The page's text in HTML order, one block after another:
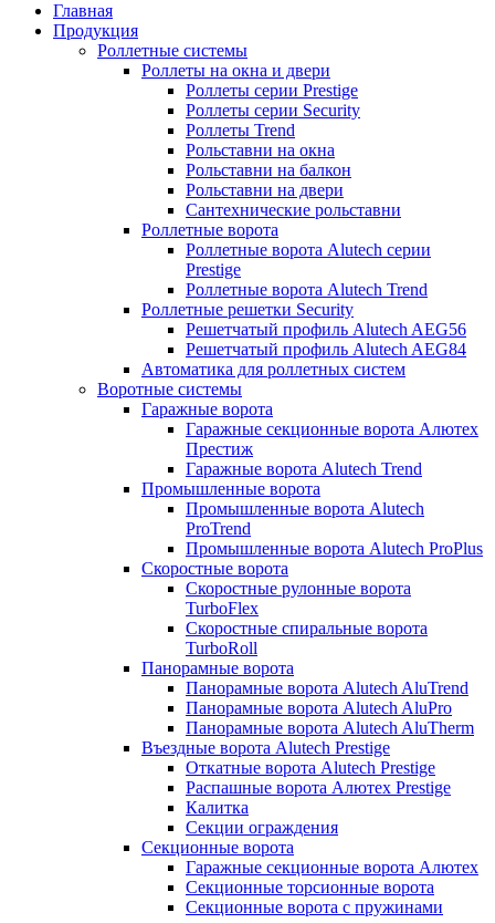
Главная
Продукция
Роллетные системы
Роллеты на окна и двери
Роллеты серии Prestige
Роллеты серии Security
Роллеты Trend
Рольставни на окна
Рольставни на балкон
Рольставни на двери
Сантехнические рольставни
Роллетные ворота
Роллетные ворота Alutech серии
Prestige
Роллетные ворота Alutech Trend
Роллетные решетки Security
Решетчатый профиль Alutech AEG56
Решетчатый профиль Alutech AEG84
Автоматика для роллетных систем
Воротные системы
Гаражные ворота
Гаражные секционные ворота Алютех
Престиж
Гаражные ворота Alutech Trend
Промышленные ворота
Промышленные ворота Alutech
ProTrend
Промышленные ворота Alutech ProPlus
Скоростные ворота
Скоростные рулонные ворота
TurboFlex
Скоростные спиральные ворота
TurboRoll
Панорамные ворота
Панорамные ворота Alutech AluTrend
Панорамные ворота Alutech AluPro
Панорамные ворота Alutech AluTherm
Въездные ворота Alutech Prestige
Откатные ворота Alutech Prestige
Распашные ворота Алютех Prestige
Калитка
Секции ограждения
Секционные ворота
Гаражные секционные ворота Алютех
Секционные торсионные ворота
Секционные ворота с пружинами